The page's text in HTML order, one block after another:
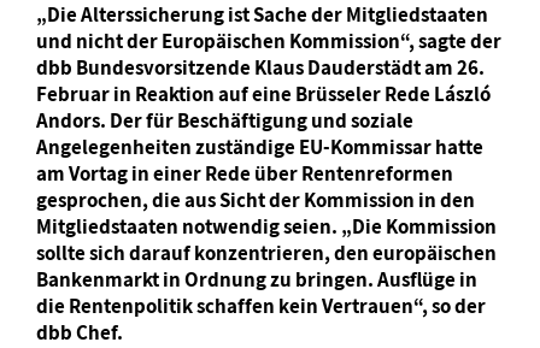
„Die Alterssicherung ist Sache der Mitgliedstaaten
und nicht der Europäischen Kommission“, sagte der
dbb Bundesvorsitzende Klaus Dauderstädt am 26.
Februar in Reaktion auf eine Brüsseler Rede László
Andors. Der für Beschäftigung und soziale
Angelegenheiten zuständige EU-Kommissar hatte
am Vortag in einer Rede über Rentenreformen
gesprochen, die aus Sicht der Kommission in den
Mitgliedstaaten notwendig seien. „Die Kommission
sollte sich darauf konzentrieren, den europäischen
Bankenmarkt in Ordnung zu bringen. Ausflüge in
die Rentenpolitik schaffen kein Vertrauen“, so der
dbb Chef.